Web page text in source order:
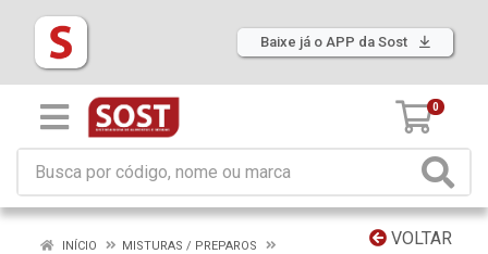
Baixe já o APP da Sost
0
VOLTAR
INÍCIO
MISTURAS / PREPAROS